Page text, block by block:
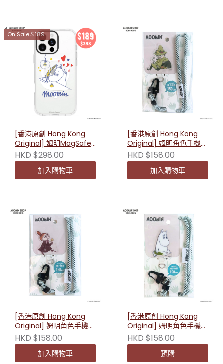
On Sale＄189
[香港原創 Hong Kong
Original] 姆明MagSafe
防摔手機殼（姆明書信）
HKD $298.00
加入購物車
[香港原創 Hong Kong
Original] 姆明角色手機掛
繩 （史力奇款）230818
HKD $158.00
加入購物車
[香港原創 Hong Kong
Original] 姆明角色手機掛
繩 （小美款）230801
HKD $158.00
加入購物車
[香港原創 Hong Kong
Original] 姆明角色手機掛
繩 （姆明款）230795
HKD $158.00
預購